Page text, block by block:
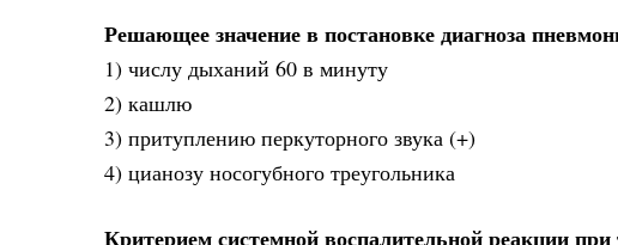
Решающее значение в постановке диагноза
1) числу дыханий 60 в минуту
2) кашлю
3) притуплению перкуторного звука (+)
4) цианозу носогубного треугольника
Критерием системной воспалительной реакции